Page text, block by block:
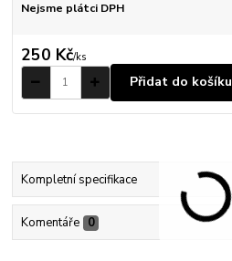
Nejsme plátci DPH
250 Kč/ks
Přidat do košíku
Kompletní specifikace
Komentáře 0